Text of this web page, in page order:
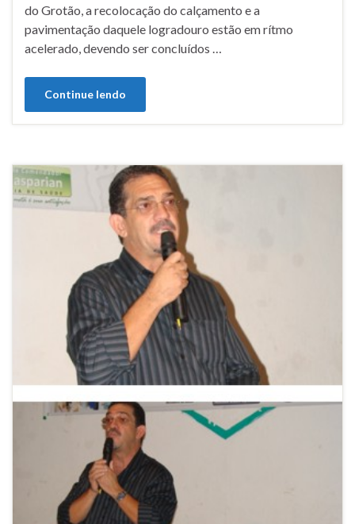
do Grotão, a recolocação do calçamento e a
pavimentação daquele logradouro estão em rítmo
acelerado, devendo ser concluídos …
Continue lendo